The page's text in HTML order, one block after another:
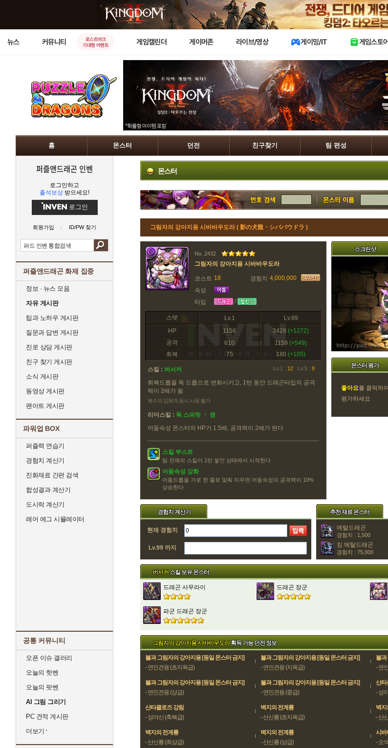
뉴스 커뮤니티
로스트아크
기대평 이벤트
게임캘린더 게이머존 라이브/영상 게이밍/IT 게임스토어
홈 몬스터 던전 친구찾기 팀 편성
퍼즐앤드래곤 인벤
로그인하고
출석보상 받으세요!
로그인
회원가입 ID/PW 찾기
퍼즐앤드래곤 화제 집중
정보 · 뉴스 모음
자유 게시판
팁과 노하우 게시판
질문과 답변 게시판
진로 상담 게시판
친구 찾기 게시판
소식 게시판
동영상 게시판
팬아트 게시판
파워업 BOX
퍼즐력 연습기
경험치 계산기
진화재료 간편 검색
합성결과 계산기
도시락 계산기
레어 에그 시뮬레이터
공통 커뮤니티
오픈 이슈 갤러리
오늘의 핫벤
오늘의 팟벤
AI 그림 그리기
PC 견적 게시판
더보기
몬스터
그림자의 강아지용 시바바우도라 ( 影の犬龍・シババウドラ )
No. 2432
그림자의 강아지용 시바바우도라
코스트 18 경험치 4,000,000
속성
타입
/
스탯 Lv.1
Lv.99
HP
1156 2428 (+1272)
공격
610 1159 (+549)
회복
75 180 (+105)
스킬 : 버서커 Lv.1 : 12 Lv.5 : 8
회복드롭을 독 드롭으로 변화시키고, 1턴 동안 드래곤타입의 공격
력이 2배가 됨
복수의 강화계 동시 사용 불가
리더스킬 : 독 스피릿 ・ 염
어둠속성 몬스터의 HP가 1.5배, 공격력이 2배가 된다
스킬 부스트
팀 전체의 스킬이 1턴 쌓인 상태에서 시작한다
어둠속성 강화
어둠드롭을 가로 한 줄로 맞춰 지우면 어둠속성의 공격력이 10%
상승한다
스크린샷
몬스터 평가
좋아요를 클릭하여
평가하세요
경험치 계산기
현재 경험치
Lv.99 까지
추천 재료 몬스터
메탈드래곤
경험치 : 1,500
킹 메탈드래곤
경험치 : 75,000
버서커스킬 보유 몬스터
드래곤 사무라이 드래곤 장군
파군 드래곤 장군
그림자의 강아지용 시바바우도라획득 가능 던전 정보
불과 그림자의 강아지용 [동일 몬스터 금지]
- 연인견용 (초지옥급)
불과 그림자의 강아지용 [동일 몬스터 금지]
- 연인견용 (지옥급)
불과
- 연
불과 그림자의 강아지용 [동일 몬스터 금지]
- 연인견용 (상급)
불과 그림자의 강아지용 [동일 몬스터 금지]
- 연인견용 (중급)
산타
- 성
산타클로즈 강림
- 성야신 (축복급)
벽지의 전계룡
- 산신룡 (초지옥급)
벽지
- 산
벽지의 전계룡
- 산신룡 (최상급)
벽지의 전계룡
- 산신룡 (상급)
시바
- 오